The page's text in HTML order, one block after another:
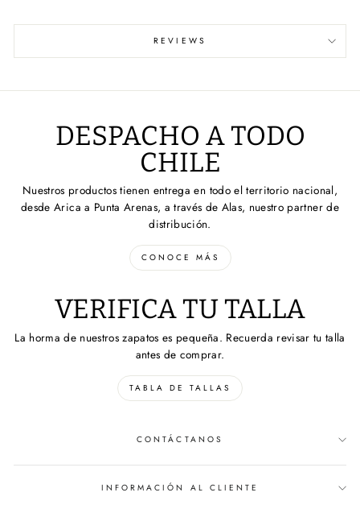
REVIEWS
DESPACHO A TODO
CHILE
Nuestros productos tienen entrega en todo el territorio nacional,
desde Arica a Punta Arenas, a través de Alas, nuestro partner de
distribución.
CONOCE MÁS
VERIFICA TU TALLA
La horma de nuestros zapatos es pequeña. Recuerda revisar tu talla
antes de comprar.
TABLA DE TALLAS
CONTÁCTANOS
INFORMACIÓN AL CLIENTE